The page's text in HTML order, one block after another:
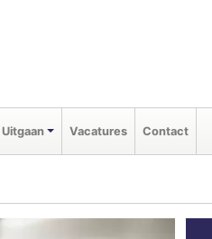
Uitgaan Vacatures Contact